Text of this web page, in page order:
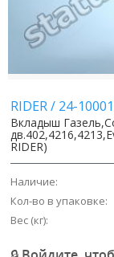
RIDER/ 24-
Вкладыш
RIDER)
Наличие:
Кол-во в упаковке:
Вес (кг):